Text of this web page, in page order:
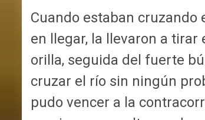
Cuando estaban cruzando
en llegar, la llevaron a tirar
orilla, seguida del fuerte
cruzar el río sin ningún
pudo vencer a la